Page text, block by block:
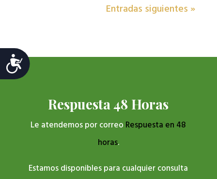
Accesibilidad
Entradas siguientes »
Respuesta 48 Horas
Le atendemos por correo Respuesta en 48
horas.
Estamos disponibles para cualquier consulta